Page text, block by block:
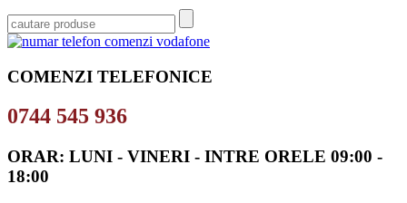
COMENZI TELEFONICE
0744 545 936
ORAR: LUNI - VINERI - INTRE ORELE 09:00 -
18:00